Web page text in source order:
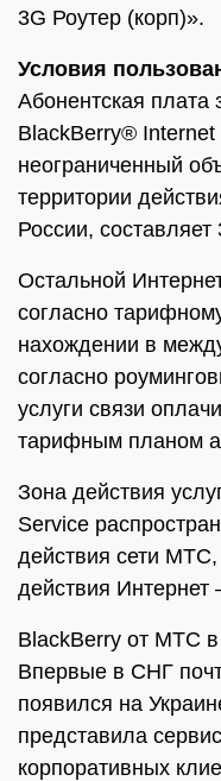
3G Роутер (корп)».
Условия
Абонентская плата
BlackBerry®
неограниченный
территории
России,
Остальной
согласно
нахождении в
согласно
услуги связи
тарифным планом
Зона действия
Service
действия сети
действия
BlackBerry от МТС
Впервые в СНГ
появился на
представила
корпоративных